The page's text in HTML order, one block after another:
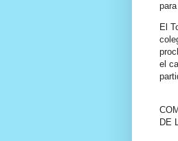
El
el
DE